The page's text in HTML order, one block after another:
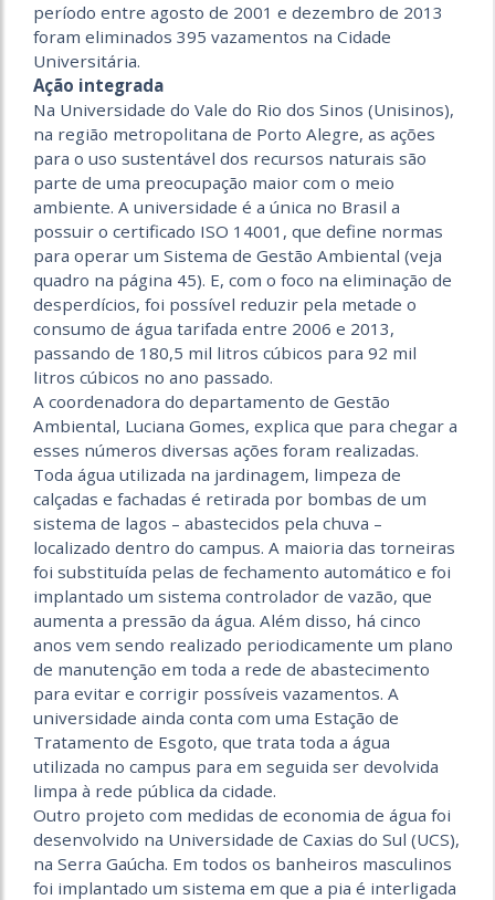
período entre agosto de 2001 e dezembro de 2013
foram eliminados 395 vazamentos na Cidade
Universitária.
Ação integrada
Na Universidade do Vale do Rio dos Sinos (Unisinos),
na região metropolitana de Porto Alegre, as ações
para o uso sustentável dos recursos naturais são
parte de uma preocupação maior com o meio
ambiente. A universidade é a única no Brasil a
possuir o certificado ISO 14001, que define normas
para operar um Sistema de Gestão Ambiental (veja
quadro na página 45). E, com o foco na eliminação de
desperdícios, foi possível reduzir pela metade o
consumo de água tarifada entre 2006 e 2013,
passando de 180,5 mil litros cúbicos para 92 mil
litros cúbicos no ano passado.
A coordenadora do departamento de Gestão
Ambiental, Luciana Gomes, explica que para chegar a
esses números diversas ações foram realizadas.
Toda água utilizada na jardinagem, limpeza de
calçadas e fachadas é retirada por bombas de um
sistema de lagos – abastecidos pela chuva –
localizado dentro do campus. A maioria das torneiras
foi substituída pelas de fechamento automático e foi
implantado um sistema controlador de vazão, que
aumenta a pressão da água. Além disso, há cinco
anos vem sendo realizado periodicamente um plano
de manutenção em toda a rede de abastecimento
para evitar e corrigir possíveis vazamentos. A
universidade ainda conta com uma Estação de
Tratamento de Esgoto, que trata toda a água
utilizada no campus para em seguida ser devolvida
limpa à rede pública da cidade.
Outro projeto com medidas de economia de água foi
desenvolvido na Universidade de Caxias do Sul (UCS),
na Serra Gaúcha. Em todos os banheiros masculinos
foi implantado um sistema em que a pia é interligada